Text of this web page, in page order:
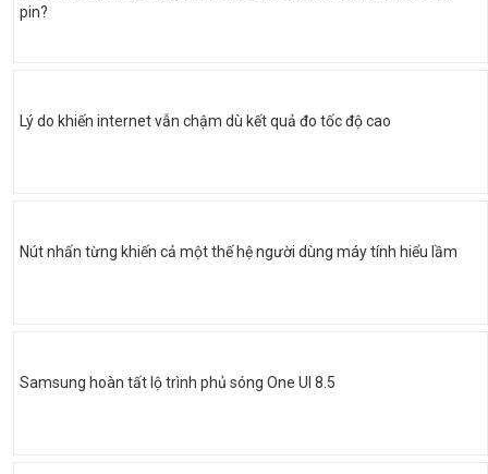
pin?
Lý do khiến internet vẫn chậm dù kết quả đo tốc độ cao
Nút nhấn từng khiến cả một thế hệ người dùng máy tính hiểu lầm
Samsung hoàn tất lộ trình phủ sóng One UI 8.5